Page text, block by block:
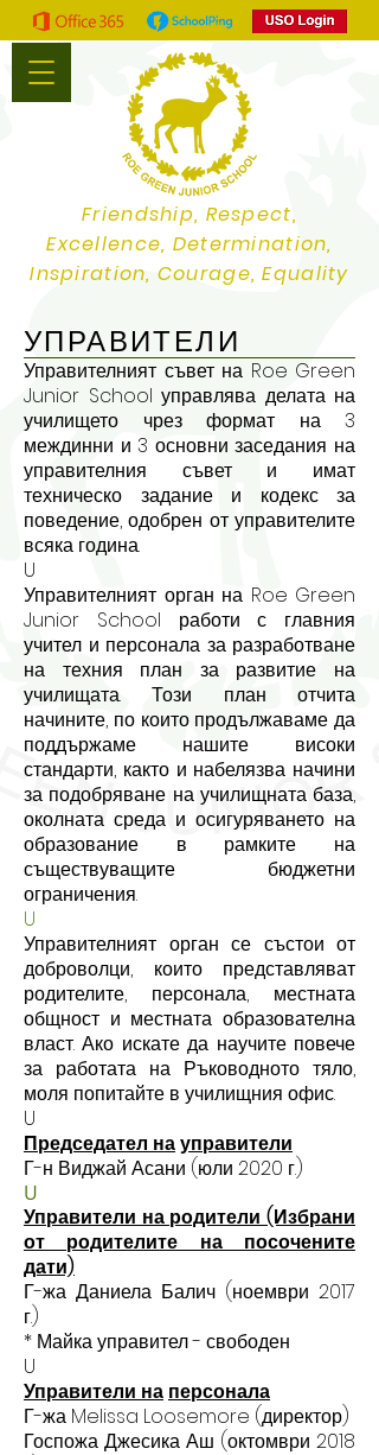
Friendship, Respect,
Excellence, Determination,
Inspiration, Courage, Equality
УПРАВИТЕЛИ
Управителният съвет на Roe Green
Junior School управлява делата на
училището чрез
формат на 3
междинни и 3 основни заседания на
управителния съвет и имат
техническо задание и кодекс за
поведение, одобрен от управителите
всяка година.
U
Управителният орган на Roe Green
Junior School работи с главния
учител и персонала за разработване
на техния план за развитие на
училищата. Този план отчита
начините, по които продължаваме да
поддържаме нашите високи
стандарти, както и набелязва начини
за подобряване на училищната база,
околната среда и осигуряването на
образование в рамките на
съществуващите бюджетни
ограничения.
U
Управителният орган се състои от
доброволци, които представляват
родителите, персонала, местната
общност и местната образователна
власт. Ако искате да научите повече
за работата на Ръководното тяло,
моля попитайте в училищния офис.
U
Председател науправители
Г-н Виджай Асани (юли 2020 г.)
U
Управители на родители (Избрани
от родителите на посочените
дати)
Г-жа Даниела Балич (ноември 2017
г.)
* Майка управител - свободен
U
Управители на персонала
Г-жа Melissa Loosemore (директор)
Госпожа Джесика Аш (октомври 2018